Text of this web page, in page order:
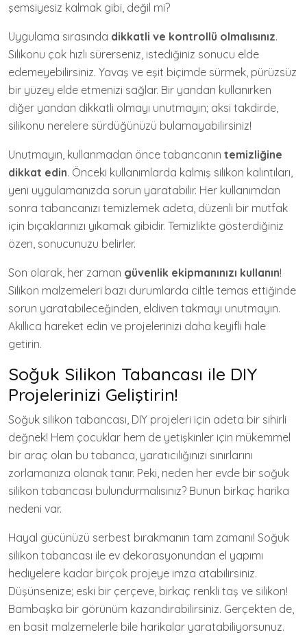
şemsiyesiz kalmak gibi, değil mi?
Uygulama sırasında dikkatli ve kontrollü olmalısınız.
Silikonu çok hızlı sürerseniz, istediğiniz sonucu elde
edemeyebilirsiniz. Yavaş ve eşit biçimde sürmek, pürüzsüz
bir yüzey elde etmenizi sağlar. Bir yandan kullanırken
diğer yandan dikkatli olmayı unutmayın; aksi takdirde,
silikonu nerelere sürdüğünüzü bulamayabilirsiniz!
Unutmayın, kullanmadan önce tabancanın temizliğine
dikkat edin. Önceki kullanımlarda kalmış silikon kalıntıları,
yeni uygulamanızda sorun yaratabilir. Her kullanımdan
sonra tabancanızı temizlemek adeta, düzenli bir mutfak
için bıçaklarınızı yıkamak gibidir. Temizlikte gösterdiğiniz
özen, sonucunuzu belirler.
Son olarak, her zaman güvenlik ekipmanınızı kullanın!
Silikon malzemeleri bazı durumlarda ciltle temas ettiğinde
sorun yaratabileceğinden, eldiven takmayı unutmayın.
Akıllıca hareket edin ve projelerinizi daha keyifli hale
getirin.
Soğuk Silikon Tabancası ile DIY
Projelerinizi Geliştirin!
Soğuk silikon tabancası, DIY projeleri için adeta bir sihirli
değnek! Hem çocuklar hem de yetişkinler için mükemmel
bir araç olan bu tabanca, yaratıcılığınızı sınırlarını
zorlamanıza olanak tanır. Peki, neden her evde bir soğuk
silikon tabancası bulundurmalısınız? Bunun birkaç harika
nedeni var.
Hayal gücünüzü serbest bırakmanın tam zamanı! Soğuk
silikon tabancası ile ev dekorasyonundan el yapımı
hediyelere kadar birçok projeye imza atabilirsiniz.
Düşünsenize; eski bir çerçeve, birkaç renkli taş ve silikon!
Bambaşka bir görünüm kazandırabilirsiniz. Gerçekten de,
en basit malzemelerle bile harikalar yaratabiliyorsunuz.